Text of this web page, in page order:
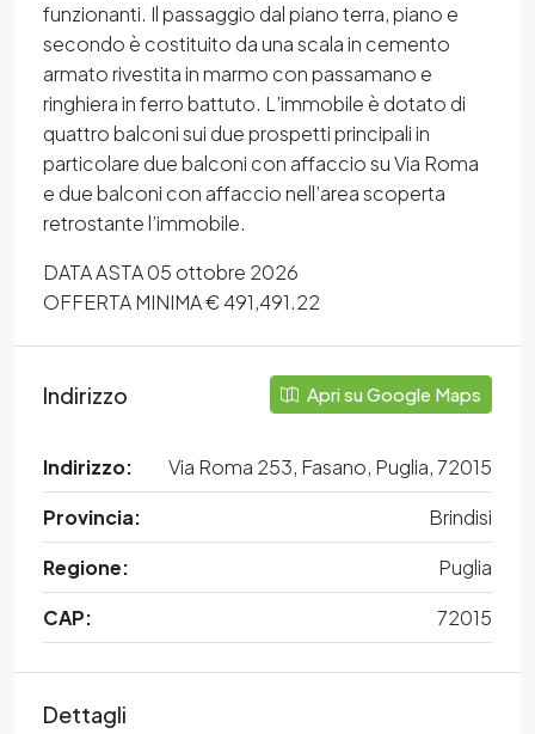
funzionanti. Il passaggio dal piano terra, piano e
secondo è costituito da una scala in cemento
armato rivestita in marmo con passamano e
ringhiera in ferro battuto. L’immobile è dotato di
quattro balconi sui due prospetti principali in
particolare due balconi con affaccio su Via Roma
e due balconi con affaccio nell’area scoperta
retrostante l’immobile.
DATA ASTA 05 ottobre 2026
OFFERTA MINIMA € 491,491.22
Indirizzo Apri su Google Maps
Indirizzo:
Via Roma 253, Fasano, Puglia, 72015
Provincia:
Brindisi
Regione:
Puglia
CAP:
72015
Dettagli